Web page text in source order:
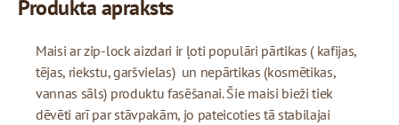
Produkta apraksts
Maisi ar zip-lock aizdari ir ļoti populāri pārtikas ( kafijas,
tējas, riekstu, garšvielas) un nepārtikas (kosmētikas,
vannas sāls) produktu fasēšanai. Šie maisi bieži tiek
dēvēti arī par stāvpakām, jo pateicoties tā stabilajai